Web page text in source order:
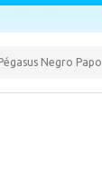
Negro Papo